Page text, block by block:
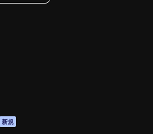
新規